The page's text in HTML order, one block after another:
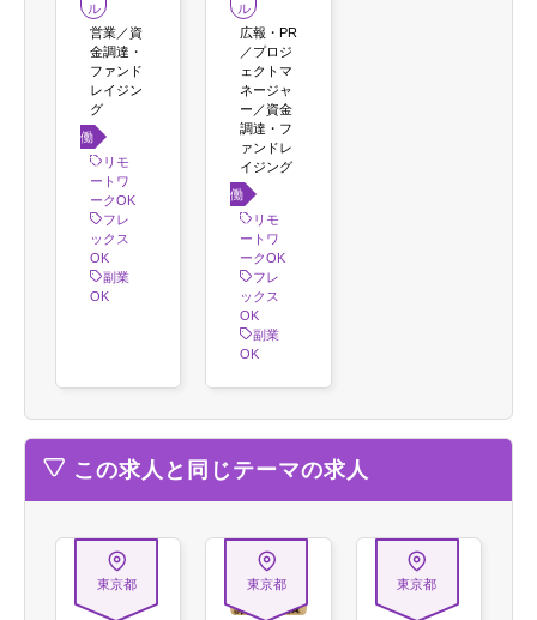
ル
営業／資
金調達・
ファンド
レイジン
グ
働き
方 リモ
ートワ
ークOK
フレ
ックス
OK
副業
OK
ル
広報・PR
／プロジ
ェクトマ
ネージャ
ー／資金
調達・フ
ァンドレ
イジング
働き
方 リモ
ートワ
ークOK
フレ
ックス
OK
副業
OK
この求人と同じテーマの求人
東京都 東京都 東京都